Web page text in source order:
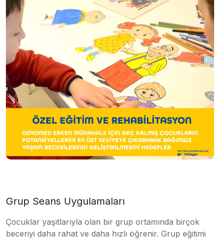
Grup Seans Uygulamaları
Çocuklar yaşıtlarıyla olan bir grup ortamında birçok
beceriyi daha rahat ve daha hızlı öğrenir. Grup eğitimi